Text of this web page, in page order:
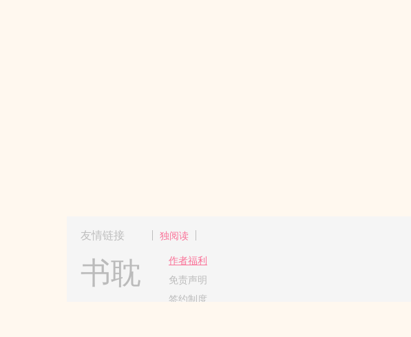
友情链接 独阅读
书耽
作者福利
免责声明
签约制度